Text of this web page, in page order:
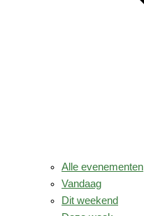
Alle evenementen
Vandaag
Dit weekend